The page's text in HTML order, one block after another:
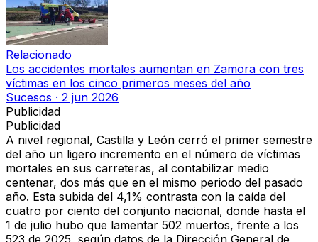
Relacionado
Los accidentes mortales aumentan en Zamora con tres
víctimas en los cinco primeros meses del año
Sucesos · 2 jun 2026
Publicidad
Publicidad
A nivel regional, Castilla y León cerró el primer semestre
del año un ligero incremento en el número de víctimas
mortales en sus carreteras, al contabilizar medio
centenar, dos más que en el mismo periodo del pasado
año. Esta subida del 4,1% contrasta con la caída del
cuatro por ciento del conjunto nacional, donde hasta el
1 de julio hubo que lamentar 502 muertos, frente a los